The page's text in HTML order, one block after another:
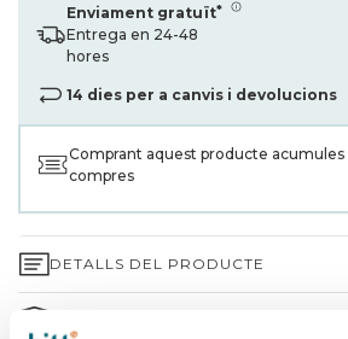
Enviament gratuït*
Entrega en 24-48
hores
14 dies per a canvis i devolucions
Comprant aquest producte acumules
compres
DETALLS DEL PRODUCTE